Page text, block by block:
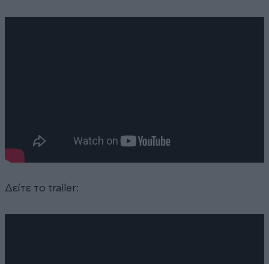
Δείτε το trailer: